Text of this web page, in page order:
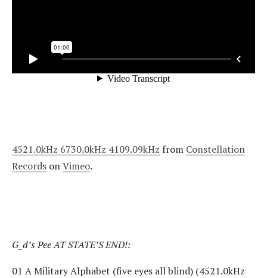
4521.0kHz 6730.0kHz 4109.09kHz from Constellation
Records onVimeo.
G_d’s Pee AT STATE’S END!:
01 A Military Alphabet (five eyes all blind) (4521.0kHz